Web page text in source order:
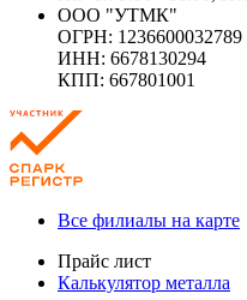
ООО "УТМК"
ОГРН: 1236600032789
ИНН: 6678130294
КПП: 667801001
Все филиалы на карте
Прайс лист
Калькулятор металла